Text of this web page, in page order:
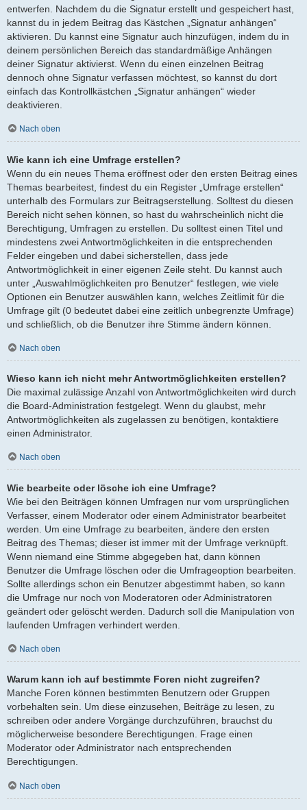
entwerfen. Nachdem du die Signatur erstellt und gespeichert hast,
kannst du in jedem Beitrag das Kästchen „Signatur anhängen“
aktivieren. Du kannst eine Signatur auch hinzufügen, indem du in
deinem persönlichen Bereich das standardmäßige Anhängen
deiner Signatur aktivierst. Wenn du einen einzelnen Beitrag
dennoch ohne Signatur verfassen möchtest, so kannst du dort
einfach das Kontrollkästchen „Signatur anhängen“ wieder
deaktivieren.
Nach oben
Wie kann ich eine Umfrage erstellen?
Wenn du ein neues Thema eröffnest oder den ersten Beitrag eines
Themas bearbeitest, findest du ein Register „Umfrage erstellen“
unterhalb des Formulars zur Beitragserstellung. Solltest du diesen
Bereich nicht sehen können, so hast du wahrscheinlich nicht die
Berechtigung, Umfragen zu erstellen. Du solltest einen Titel und
mindestens zwei Antwortmöglichkeiten in die entsprechenden
Felder eingeben und dabei sicherstellen, dass jede
Antwortmöglichkeit in einer eigenen Zeile steht. Du kannst auch
unter „Auswahlmöglichkeiten pro Benutzer“ festlegen, wie viele
Optionen ein Benutzer auswählen kann, welches Zeitlimit für die
Umfrage gilt (0 bedeutet dabei eine zeitlich unbegrenzte Umfrage)
und schließlich, ob die Benutzer ihre Stimme ändern können.
Nach oben
Wieso kann ich nicht mehr Antwortmöglichkeiten erstellen?
Die maximal zulässige Anzahl von Antwortmöglichkeiten wird durch
die Board-Administration festgelegt. Wenn du glaubst, mehr
Antwortmöglichkeiten als zugelassen zu benötigen, kontaktiere
einen Administrator.
Nach oben
Wie bearbeite oder lösche ich eine Umfrage?
Wie bei den Beiträgen können Umfragen nur vom ursprünglichen
Verfasser, einem Moderator oder einem Administrator bearbeitet
werden. Um eine Umfrage zu bearbeiten, ändere den ersten
Beitrag des Themas; dieser ist immer mit der Umfrage verknüpft.
Wenn niemand eine Stimme abgegeben hat, dann können
Benutzer die Umfrage löschen oder die Umfrageoption bearbeiten.
Sollte allerdings schon ein Benutzer abgestimmt haben, so kann
die Umfrage nur noch von Moderatoren oder Administratoren
geändert oder gelöscht werden. Dadurch soll die Manipulation von
laufenden Umfragen verhindert werden.
Nach oben
Warum kann ich auf bestimmte Foren nicht zugreifen?
Manche Foren können bestimmten Benutzern oder Gruppen
vorbehalten sein. Um diese einzusehen, Beiträge zu lesen, zu
schreiben oder andere Vorgänge durchzuführen, brauchst du
möglicherweise besondere Berechtigungen. Frage einen
Moderator oder Administrator nach entsprechenden
Berechtigungen.
Nach oben